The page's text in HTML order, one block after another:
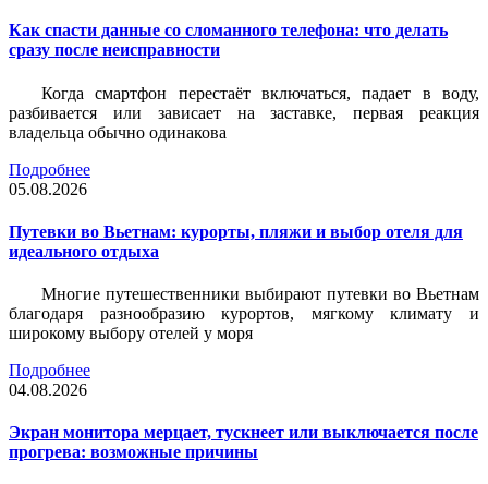
Как спасти данные со сломанного телефона: что делать
сразу после неисправности
Когда смартфон перестаёт включаться, падает в воду,
разбивается или зависает на заставке, первая реакция
владельца обычно одинакова
Подробнее
05.08.2026
Путевки во Вьетнам: курорты, пляжи и выбор отеля для
идеального отдыха
Многие путешественники выбирают путевки во Вьетнам
благодаря разнообразию курортов, мягкому климату и
широкому выбору отелей у моря
Подробнее
04.08.2026
Экран монитора мерцает, тускнеет или выключается после
прогрева: возможные причины